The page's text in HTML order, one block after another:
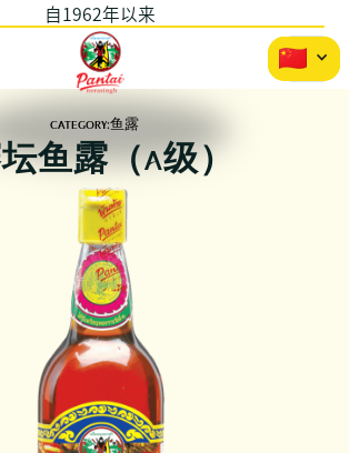
自1962年以来
CATEGORY:鱼露
鱼露（A级）